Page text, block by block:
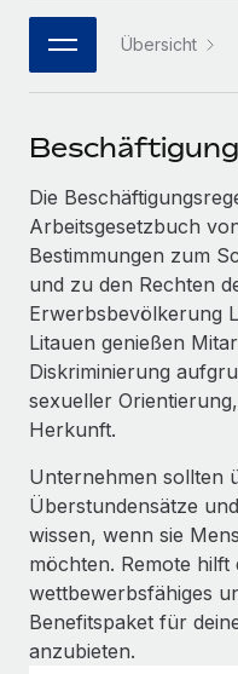
MCP
Integrationen
Tools
DIENSTLEISTUNGEN
Frag unsere
Hilfe von
Background-Checks
Einfacheres
Compliance
Lückenlose
Geräteverwaltung
Globale
Geräten
Gründung von
Schnelle,
PARTNER WERDEN
Flexible Einbettung
Partner werden
Entdecke die
Beratung zu
FALLSTUDIEN
So hat der KI-
Remote um 120 %
Weaviate auf einen Blick
Open-Source-
Mehr erfahren
Strategische
Reverse Tech und
Bibliothek für
Webinare
Events
Newsroom
Informationen zu
Insights Center
Hol dir Unterstützung
Alle Ressourcen
BLOG
Globale Payroll
EOR und PEO
Contractor
Steuern
한국어 Übersicht
Die
Arbeitsgesetzbuch
Bestimmungen zum
und zu den Rechten
Erwerbsbevölkerung
Litauen genießen
Diskriminierung
sexueller
Herkunft.
Unternehmen sollten
Überstundensätze
wissen, wenn sie
möchten. Remote hilft
wettbewerbsfähiges
Benefitspaket für
anzubieten.